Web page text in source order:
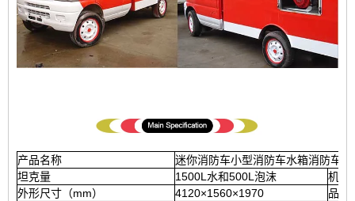
产品名称
迷你消防车小型消防车水箱消防车
坦克量
1500L水和500L泡沫
机箱
外形尺寸（mm）
4120×1560×1970
品牌